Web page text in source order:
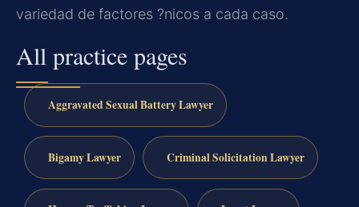
variedad de factores ?nicos a cada caso.
All practice pages
Aggravated Sexual Battery Lawyer
Bigamy Lawyer Criminal Solicitation Lawyer